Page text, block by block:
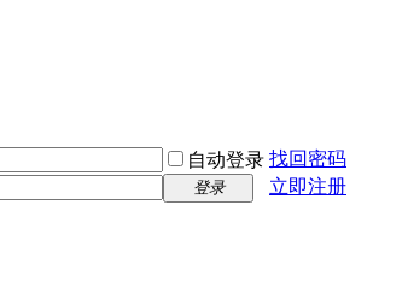
自动登录 找回密码
登录
立即注册